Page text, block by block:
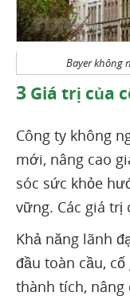
Bayer không
3 Giá trị của
Công ty không
mới, nâng cao
sóc sức khỏe
vững. Các giá trị
Khả năng lãnh
đầu toàn cầu,
thành tích,